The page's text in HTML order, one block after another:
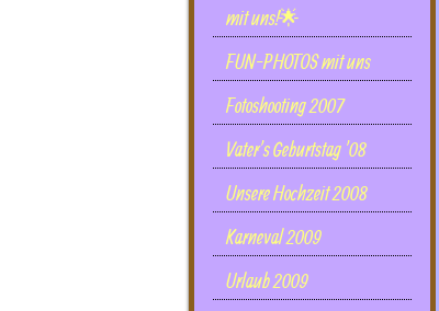
mit uns!🌟
FUN-PHOTOS mit uns
Fotoshooting 2007
Vater's Geburtstag '08
Unsere Hochzeit 2008
Karneval 2009
Urlaub 2009